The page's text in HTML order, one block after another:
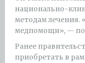
национально-
методам лечения.
медпомощи», —
Ранее
приобретать в